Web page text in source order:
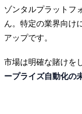
ゾンタルプラットフ
ん。特定の業界向け
アップです。
市場は明確な賭けを
ープライズ自動化の